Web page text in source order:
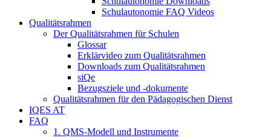
Schulautonomie FAQ Videos
Qualitätsrahmen
Der Qualitätsrahmen für Schulen
Glossar
Erklärvideo zum Qualitätsrahmen
Downloads zum Qualitätsrahmen
siQe
Bezugsziele und -dokumente
Qualitätsrahmen für den Pädagogischen Dienst
IQES AT
FAQ
1. QMS-Modell und Instrumente